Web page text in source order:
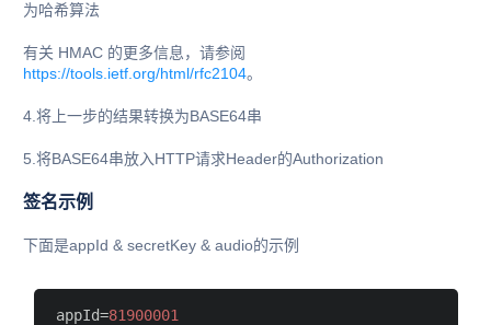
为哈希算法
有关 HMAC 的更多信息，请参阅
https://tools.ietf.org/html/rfc2104。
4.将上一步的结果转换为BASE64串
5.将BASE64串放入HTTP请求Header的Authorization
签名示例
下面是appId & secretKey & audio的示例
appId=81900001